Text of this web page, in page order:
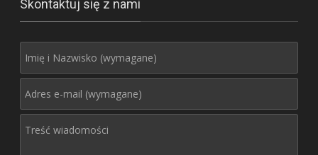
Skontaktuj się z nami